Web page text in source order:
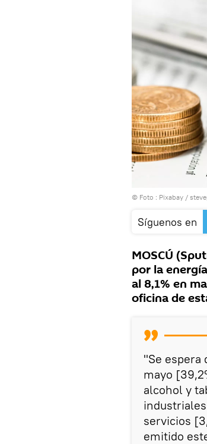
© Foto : Pixabay /
Síguenos en
MOSCÚ
por la
al 8,1% en
oficina de
"Se espera
mayo
alcohol y
servicios
emitido